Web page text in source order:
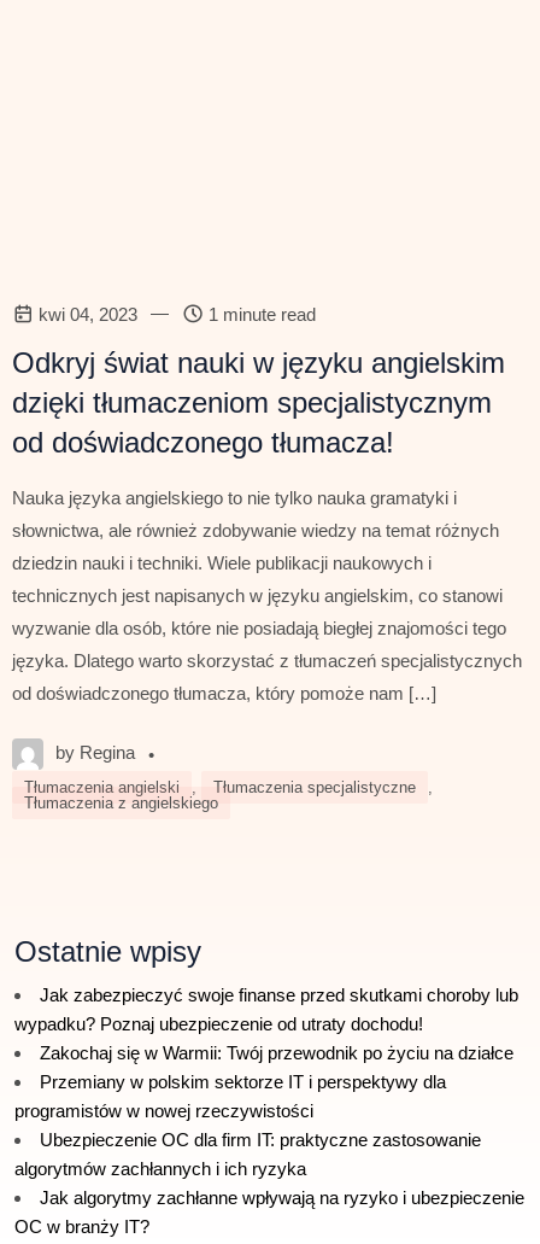
kwi 04, 2023 — 1 minute read
Odkryj świat nauki w języku angielskim
dzięki tłumaczeniom specjalistycznym
od doświadczonego tłumacza!
Nauka języka angielskiego to nie tylko nauka gramatyki i
słownictwa, ale również zdobywanie wiedzy na temat różnych
dziedzin nauki i techniki. Wiele publikacji naukowych i
technicznych jest napisanych w języku angielskim, co stanowi
wyzwanie dla osób, które nie posiadają biegłej znajomości tego
języka. Dlatego warto skorzystać z tłumaczeń specjalistycznych
od doświadczonego tłumacza, który pomoże nam […]
by Regina •
Tłumaczenia angielski , Tłumaczenia specjalistyczne
,
Tłumaczenia z angielskiego
Ostatnie wpisy
Jak zabezpieczyć swoje finanse przed skutkami choroby lub
wypadku? Poznaj ubezpieczenie od utraty dochodu!
Zakochaj się w Warmii: Twój przewodnik po życiu na działce
Przemiany w polskim sektorze IT i perspektywy dla
programistów w nowej rzeczywistości
Ubezpieczenie OC dla firm IT: praktyczne zastosowanie
algorytmów zachłannych i ich ryzyka
Jak algorytmy zachłanne wpływają na ryzyko i ubezpieczenie
OC w branży IT?